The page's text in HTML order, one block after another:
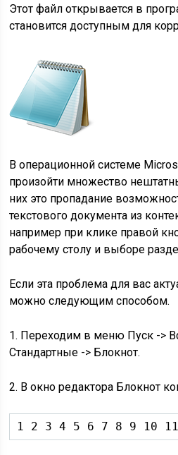
Этот файл открывается в
становится доступным для
В операционной системе
произойти множество
них это пропадание
текстового документа из
например при клике правой
рабочему столу и выборе
Если эта проблема для вас
можно следующим способом.
1. Переходим в меню Пуск ->
Стандартные -> Блокнот.
2. В окно редактора Блокнот
1 2 3 4 5 6 7 8 9 10